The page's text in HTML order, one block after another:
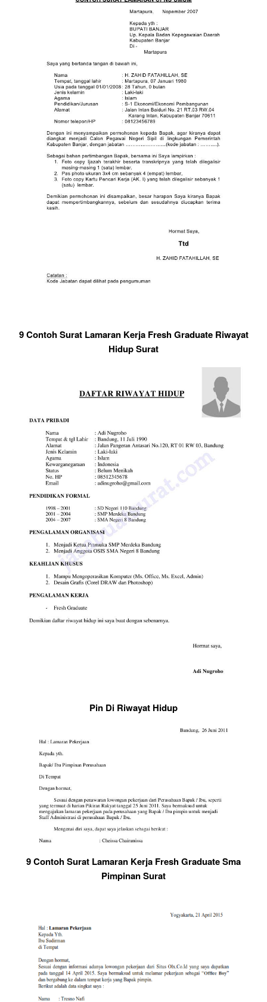
9 Contoh Surat Lamaran Kerja Fresh Graduate Riwayat
Hidup Surat
Pin Di Riwayat Hidup
9 Contoh Surat Lamaran Kerja Fresh Graduate Sma
Pimpinan Surat